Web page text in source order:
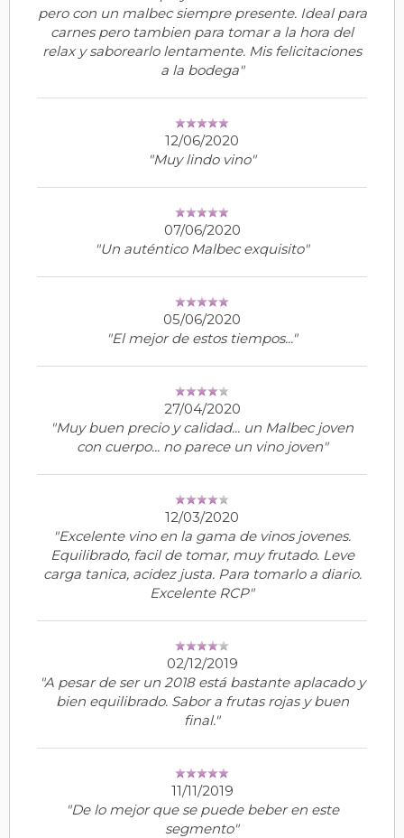
pero con un malbec siempre presente. Ideal para
carnes pero tambien para tomar a la hora del
relax y saborearlo lentamente. Mis felicitaciones
a la bodega"
12/06/2020
"Muy lindo vino"
07/06/2020
"Un auténtico Malbec exquisito"
05/06/2020
"El mejor de estos tiempos..."
27/04/2020
"Muy buen precio y calidad... un Malbec joven
con cuerpo... no parece un vino joven"
12/03/2020
"Excelente vino en la gama de vinos jovenes.
Equilibrado, facil de tomar, muy frutado. Leve
carga tanica, acidez justa. Para tomarlo a diario.
Excelente RCP"
02/12/2019
"A pesar de ser un 2018 está bastante aplacado y
bien equilibrado. Sabor a frutas rojas y buen
final."
11/11/2019
"De lo mejor que se puede beber en este
segmento"